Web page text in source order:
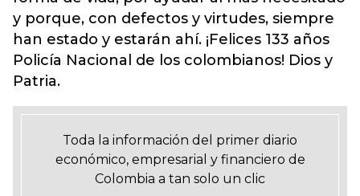
y porque, con defectos y virtudes, siempre
han estado y estarán ahí. ¡Felices 133 años
Policía Nacional de los colombianos! Dios y
Patria.
Toda la información del primer diario
económico, empresarial y financiero de
Colombia a tan solo un clic